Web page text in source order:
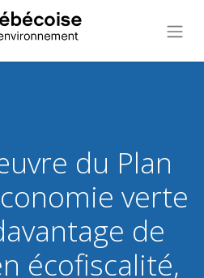
du Plan
verte
de
écofiscalité,